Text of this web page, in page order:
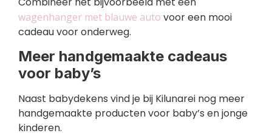
wagenhanger met blauwe auto voor een mooi
cadeau voor onderweg.
Meer handgemaakte cadeaus
voor baby’s
Naast babydekens vind je bij Kilunarei nog meer
handgemaakte producten voor baby’s en jonge
kinderen.